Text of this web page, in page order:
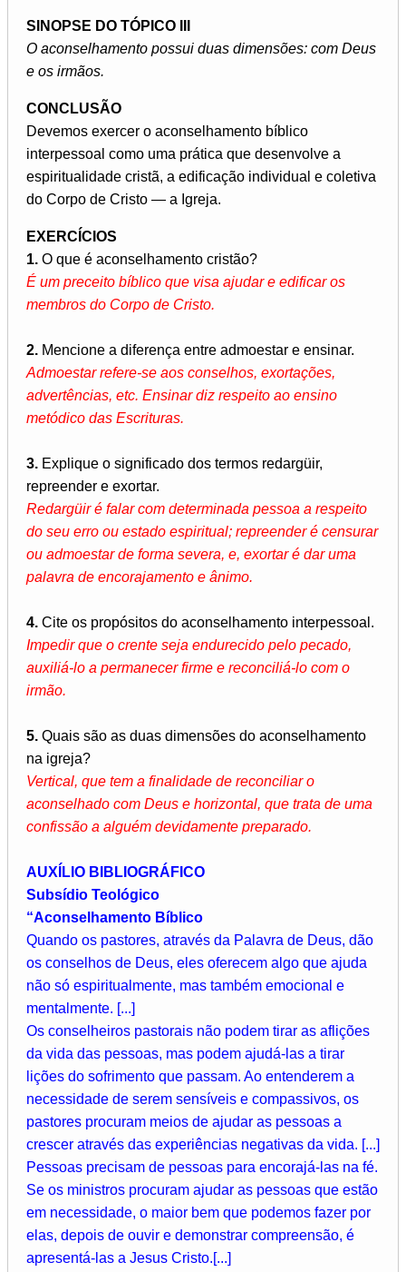
SINOPSE DO TÓPICO III
O aconselhamento possui duas dimensões: com Deus
e os irmãos.
CONCLUSÃO
Devemos exercer o aconselhamento bíblico
interpessoal como uma prática que desenvolve a
espiritualidade cristã, a edificação individual e coletiva
do Corpo de Cristo — a Igreja.
EXERCÍCIOS
1. O que é aconselhamento cristão?
É um preceito bíblico que visa ajudar e edificar os
membros do Corpo de Cristo.
2. Mencione a diferença entre admoestar e ensinar.
Admoestar refere-se aos conselhos, exortações,
advertências, etc. Ensinar diz respeito ao ensino
metódico das Escrituras.
3. Explique o significado dos termos redargüir,
repreender e exortar.
Redargüir é falar com determinada pessoa a respeito
do seu erro ou estado espiritual; repreender é censurar
ou admoestar de forma severa, e, exortar é dar uma
palavra de encorajamento e ânimo.
4. Cite os propósitos do aconselhamento interpessoal.
Impedir que o crente seja endurecido pelo pecado,
auxiliá-lo a permanecer firme e reconciliá-lo com o
irmão.
5. Quais são as duas dimensões do aconselhamento
na igreja?
Vertical, que tem a finalidade de reconciliar o
aconselhado com Deus e horizontal, que trata de uma
confissão a alguém devidamente preparado.
AUXÍLIO BIBLIOGRÁFICO
Subsídio Teológico
“Aconselhamento Bíblico
Quando os pastores, através da Palavra de Deus, dão
os conselhos de Deus, eles oferecem algo que ajuda
não só espiritualmente, mas também emocional e
mentalmente. [...]
Os conselheiros pastorais não podem tirar as aflições
da vida das pessoas, mas podem ajudá-las a tirar
lições do sofrimento que passam. Ao entenderem a
necessidade de serem sensíveis e compassivos, os
pastores procuram meios de ajudar as pessoas a
crescer através das experiências negativas da vida. [...]
Pessoas precisam de pessoas para encorajá-las na fé.
Se os ministros procuram ajudar as pessoas que estão
em necessidade, o maior bem que podemos fazer por
elas, depois de ouvir e demonstrar compreensão, é
apresentá-las a Jesus Cristo.[...]